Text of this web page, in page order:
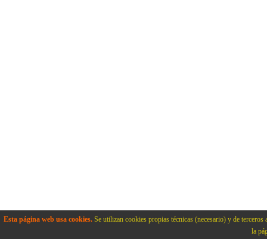
Esta página web usa cookies. Se utilizan cookies propias técnicas (necesario) y de
la